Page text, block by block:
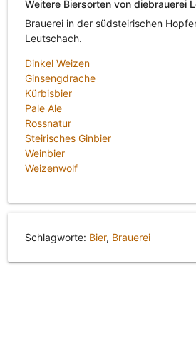
Weitere Biersorten von diebrauerei
Brauerei in der südsteirischen
Leutschach.
Dinkel Weizen
Ginsengdrache
Kürbisbier
Pale Ale
Rossnatur
Steirisches Ginbier
Weinbier
Weizenwolf
Schlagworte: Bier, Brauerei